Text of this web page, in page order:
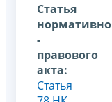
Статья
нормативно
-
правового
акта:
Статья